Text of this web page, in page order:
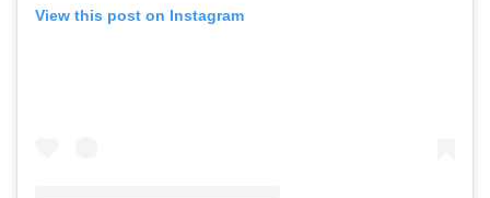
View this post on Instagram